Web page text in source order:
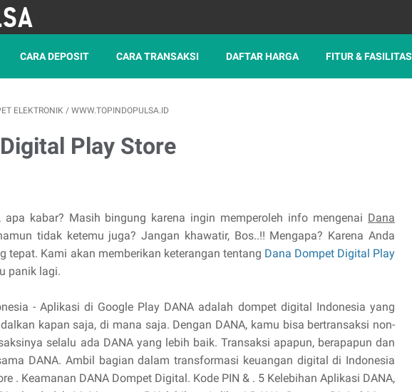
CARA DEPOSIT CARA TRANSAKSI DAFTAR HARGA FITUR & FASILITAS
ELEKTRONIK / WWW.TOPINDOPULSA.ID
Play Store
apa kabar? Masih bingung karena ingin memperoleh info mengenai Dana
tidak ketemu juga? Jangan khawatir, Bos..!! Mengapa? Karena Anda
tepat. Kami akan memberikan keterangan tentang Dana Dompet Digital Play
panik lagi.
- Aplikasi di Google Play DANA adalah dompet digital Indonesia yang
kapan saja, di mana saja. Dengan DANA, kamu bisa bertransaksi non-
selalu ada DANA yang lebih baik. Transaksi apapun, berapapun dan
DANA. Ambil bagian dalam transformasi keuangan digital di Indonesia
. Keamanan DANA Dompet Digital. Kode PIN & . 5 Kelebihan Aplikasi DANA,